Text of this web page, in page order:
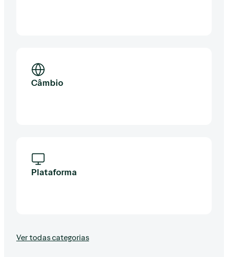
Câmbio
Plataforma
Ver todas categorias